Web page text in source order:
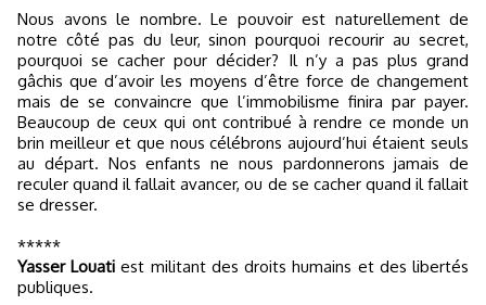
Nous avons le nombre. Le pouvoir est naturellement de
notre côté pas du leur, sinon pourquoi recourir au secret,
pourquoi se cacher pour décider? Il n’y a pas plus grand
gâchis que d’avoir les moyens d’être force de changement
mais de se convaincre que l’immobilisme finira par payer.
Beaucoup de ceux qui ont contribué à rendre ce monde un
brin meilleur et que nous célébrons aujourd’hui étaient seuls
au départ. Nos enfants ne nous pardonnerons jamais de
reculer quand il fallait avancer, ou de se cacher quand il fallait
se dresser.
*****
Yasser Louati est militant des droits humains et des libertés
publiques.